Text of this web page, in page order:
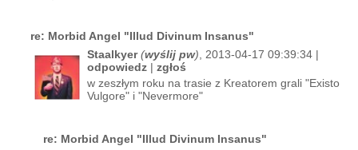
re: Morbid Angel "Illud Divinum Insanus"
Staalkyer (wyślij pw), 2013-04-17 09:39:34 |
odpowiedz| zgłoś
w zeszłym roku na trasie z Kreatorem grali "Existo
Vulgore" i "Nevermore"
re: Morbid Angel "Illud Divinum Insanus"